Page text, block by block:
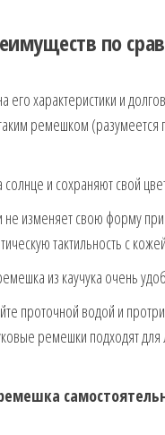
по
характеристики и
ремешком (разумеется
и сохраняют свой
и не изменяет свою форму
тактильность с
из каучука очень
проточной водой и
ремешки подходят